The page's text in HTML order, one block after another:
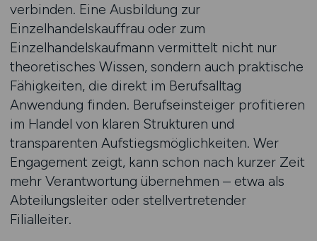
verbinden. Eine Ausbildung zur
Einzelhandelskauffrau oder zum
Einzelhandelskaufmann vermittelt nicht nur
theoretisches Wissen, sondern auch praktische
Fähigkeiten, die direkt im Berufsalltag
Anwendung finden. Berufseinsteiger profitieren
im Handel von klaren Strukturen und
transparenten Aufstiegsmöglichkeiten. Wer
Engagement zeigt, kann schon nach kurzer Zeit
mehr Verantwortung übernehmen – etwa als
Abteilungsleiter oder stellvertretender
Filialleiter.